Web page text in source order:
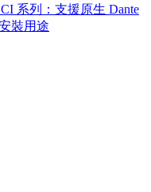
系列：支援原生 Dante
裝用途